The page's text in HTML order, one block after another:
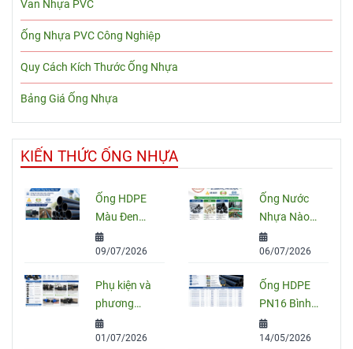
Van Nhựa PVC
Ống Nhựa PVC Công Nghiệp
Quy Cách Kích Thước Ống Nhựa
Bảng Giá Ống Nhựa
KIẾN THỨC ỐNG NHỰA
Ống HDPE
Màu Đen
Sọc Xanh:
Quy Cách,
Và Cách
Chọn Đúng
09/07/2026
Ống Nước
Nhựa Nào
Tốt Nhất
Hiện Nay?
PVC, PPR
Và HDPE
06/07/2026
Phụ kiện và
phương
pháp nối
ống HDPE
01/07/2026
Ống HDPE
PN16 Bình
Minh: Quy
Cách, Báo
14/05/2026